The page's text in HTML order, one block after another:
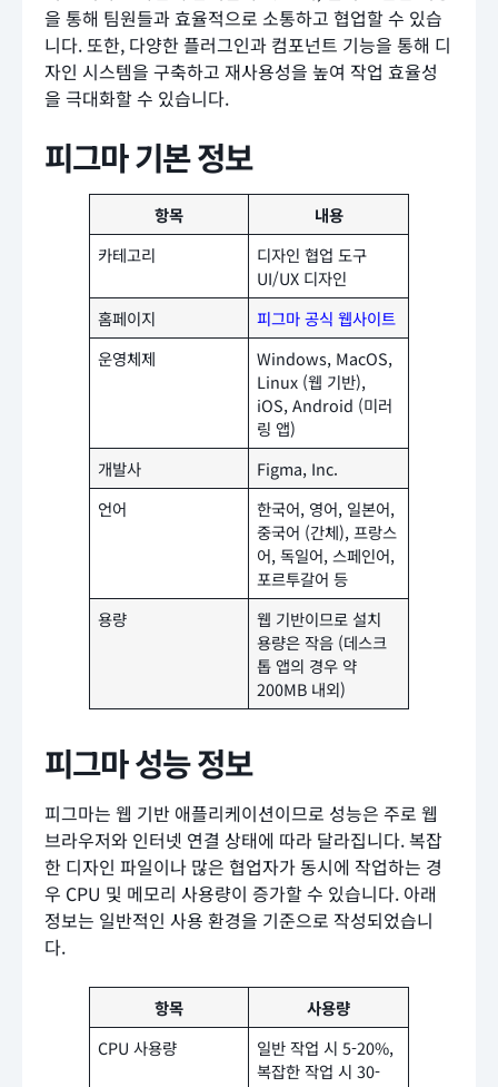
을 통해 팀원들과 효율적으로 소통하고 협업할 수 있습
니다. 또한, 다양한 플러그인과 컴포넌트 기능을 통해 디
자인 시스템을 구축하고 재사용성을 높여 작업 효율성
을 극대화할 수 있습니다.
피그마 기본 정보
항목
내용
카테고리
디자인 협업 도구
UI/UX 디자인
홈페이지
피그마 공식 웹사이트
운영체제
Windows, MacOS,
Linux (웹 기반),
iOS, Android (미러
링 앱)
개발사
Figma, Inc.
언어
한국어, 영어, 일본어,
중국어 (간체), 프랑스
어, 독일어, 스페인어,
포르투갈어 등
용량
웹 기반이므로 설치
용량은 작음 (데스크
톱 앱의 경우 약
200MB 내외)
피그마 성능 정보
피그마는 웹 기반 애플리케이션이므로 성능은 주로 웹
브라우저와 인터넷 연결 상태에 따라 달라집니다. 복잡
한 디자인 파일이나 많은 협업자가 동시에 작업하는 경
우 CPU 및 메모리 사용량이 증가할 수 있습니다. 아래
정보는 일반적인 사용 환경을 기준으로 작성되었습니
다.
항목
사용량
CPU 사용량
일반 작업 시 5-20%,
복잡한 작업 시 30-